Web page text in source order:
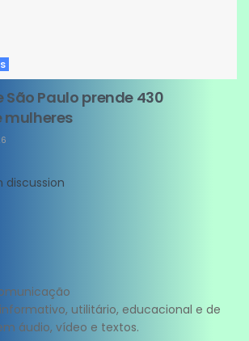
São Paulo prende 430
mulheres
discussion
utilitário, educacional e de
áudio, vídeo e textos.